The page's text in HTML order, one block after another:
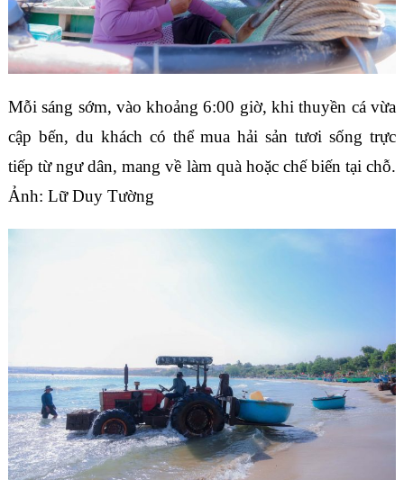
Mỗi sáng sớm, vào khoảng 6:00 giờ, khi thuyền cá vừa
cập bến, du khách có thể mua hải sản tươi sống trực
tiếp từ ngư dân, mang về làm quà hoặc chế biến tại chỗ.
Ảnh: Lữ Duy Tường